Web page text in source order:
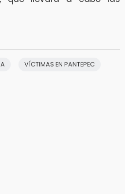
VÍCTIMAS EN PANTEPEC